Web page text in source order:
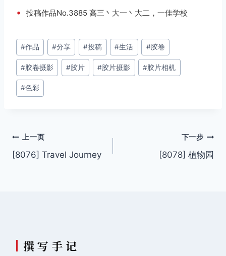
• 投稿作品No.3885 高三丶大一丶大二，一佳学校
文
章
标
签：
#作品 #分享 #投稿 #生活 #胶卷
#胶卷摄影 #胶片 #胶片摄影 #胶片相机
#色彩
文
章
上一页
[8076] Travel Journey
下一步
[8078] 植物园
撰 写 手 记